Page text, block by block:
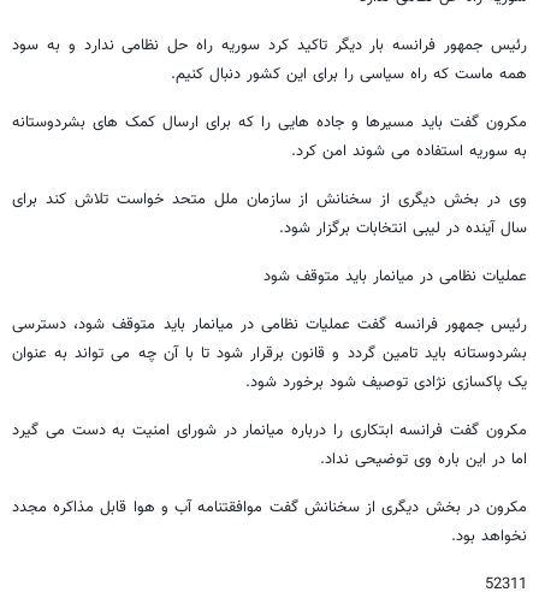
رئیس جمهور فرانسه بار دیگر تاکید کرد سوریه راه حل نظامی ندارد و به سود
همه ماست که راه سیاسی را برای این کشور دنبال کنیم.
مکرون گفت باید مسیرها و جاده هایی را که برای ارسال کمک های بشردوستانه
به سوریه استفاده می شوند امن کرد.
وی در بخش دیگری از سخنانش از سازمان ملل متحد خواست تلاش کند برای
سال آینده در لیبی انتخابات برگزار شود.
عملیات نظامی در میانمار باید متوقف شود
رئیس جمهور فرانسه گفت عملیات نظامی در میانمار باید متوقف شود، دسترسی
بشردوستانه باید تامین گردد و قانون برقرار شود تا با آن چه می تواند به عنوان
یک پاکسازی نژادی توصیف شود برخورد شود.
مکرون گفت فرانسه ابتکاری را درباره میانمار در شورای امنیت به دست می گیرد
اما در این باره وی توضیحی نداد.
مکرون در بخش دیگری از سخنانش گفت موافقتنامه آب و هوا قابل مذاکره مجدد
نخواهد بود.
52311